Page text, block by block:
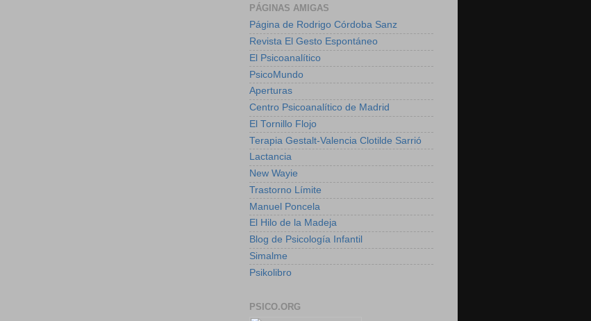
PÁGINAS AMIGAS
Página de Rodrigo Córdoba Sanz
Revista El Gesto Espontáneo
El Psicoanalítico
PsicoMundo
Aperturas
Centro Psicoanalítico de Madrid
El Tornillo Flojo
Terapia Gestalt-Valencia Clotilde Sarrió
Lactancia
New Wayie
Trastorno Límite
Manuel Poncela
El Hilo de la Madeja
Blog de Psicología Infantil
Simalme
Psikolibro
PSICO.ORG